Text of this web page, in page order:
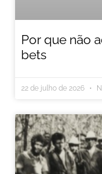
Por que não
bets
22 de julho de 2026